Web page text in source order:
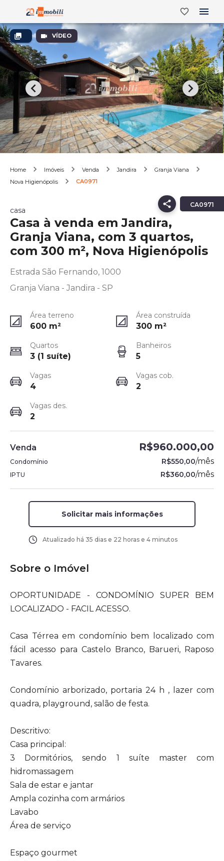
VÍDEO
Home Imóveis Venda Jandira
Granja Viana
Nova Higienópolis
CA0971
CA0971
casa
Casa à venda em Jandira,
Granja Viana, com 3 quartos,
com 300 m², Nova Higienópolis
Estrada São Fernando, 1000
Granja Viana - Jandira - SP
Área terreno
600 m²
Área construída
300 m²
Quartos
3 (1 suíte)
Banheiros
5
Vagas
4
Vagas cob.
2
Vagas des.
2
Venda R$960.000,00
Condomínio R$550,00/mês
IPTU R$360,00/mês
Solicitar mais informações
Atualizado há 35 dias e 22 horas e 4 minutos
Sobre o Imóvel
OPORTUNIDADE - CONDOMÍNIO SUPER BEM
LOCALIZADO - FACIL ACESSO.
Casa Térrea em condomínio bem localizado com
fácil acesso para Castelo Branco, Barueri, Raposo
Tavares.
Condomínio arborizado, portaria 24 h , lazer com
quadra, playground, salão de festa.
Descritivo:
Casa principal:
3 Dormitórios, sendo 1 suíte master com
hidromassagem
Sala de estar e jantar
Ampla cozinha com armários
Lavabo
Área de serviço
Espaço gourmet